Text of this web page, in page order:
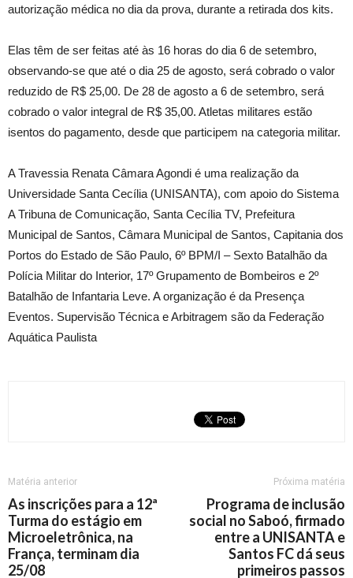
autorização médica no dia da prova, durante a retirada dos kits.
Elas têm de ser feitas até às 16 horas do dia 6 de setembro,
observando-se que até o dia 25 de agosto, será cobrado o valor
reduzido de R$ 25,00. De 28 de agosto a 6 de setembro, será
cobrado o valor integral de R$ 35,00. Atletas militares estão
isentos do pagamento, desde que participem na categoria militar.
A Travessia Renata Câmara Agondi é uma realização da
Universidade Santa Cecília (UNISANTA), com apoio do Sistema
A Tribuna de Comunicação, Santa Cecília TV, Prefeitura
Municipal de Santos, Câmara Municipal de Santos, Capitania dos
Portos do Estado de São Paulo, 6º BPM/I – Sexto Batalhão da
Polícia Militar do Interior, 17º Grupamento de Bombeiros e 2º
Batalhão de Infantaria Leve. A organização é da Presença
Eventos. Supervisão Técnica e Arbitragem são da Federação
Aquática Paulista
Matéria anterior
As inscrições para a 12ª
Turma do estágio em
Microeletrônica, na
França, terminam dia
25/08
Próxima matéria
Programa de inclusão
social no Saboó, firmado
entre a UNISANTA e
Santos FC dá seus
primeiros passos